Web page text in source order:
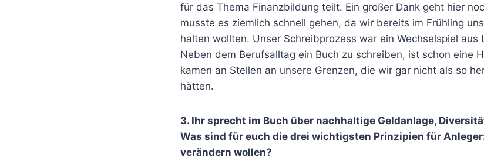
für das Thema Finanzbildung teilt. Ein großer Dank geht hier
musste es ziemlich schnell gehen, da wir bereits im Frühling
halten wollten. Unser Schreibprozess war ein Wechselspiel aus
Neben dem Berufsalltag ein Buch zu schreiben, ist schon eine
kamen an Stellen an unsere Grenzen, die wir gar nicht als so
hätten.
3. Ihr sprecht im Buch über nachhaltige Geldanlage,
Was sind für euch die drei wichtigsten Prinzipien für
verändern wollen?